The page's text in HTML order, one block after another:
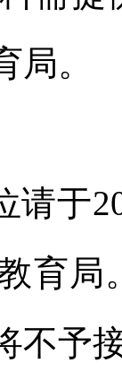
。
请于
育局
不予